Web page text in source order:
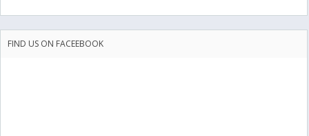
FIND US ON FACEEBOOK